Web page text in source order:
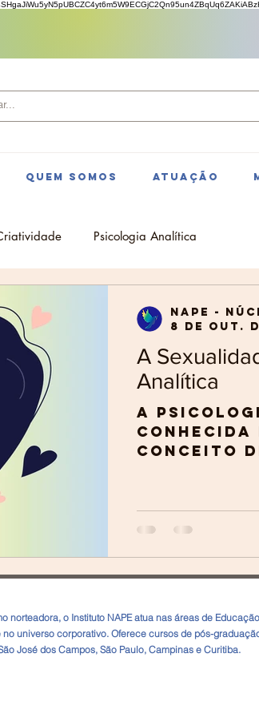
QUEM SOMOS ATUAÇÃO
Psicologia Analítica
A
Analítica
A
conceito
NAPE -
8 de out.
norteadora, o Instituto NAPE atua nas áreas de
universo corporativo. Oferece cursos de pós-
José dos Campos, São Paulo, Campinas e Curitiba.